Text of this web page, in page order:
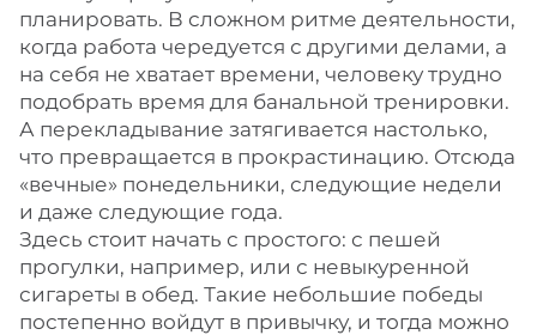
планировать. В сложном ритме деятельности,
когда работа чередуется с другими делами, а
на себя не хватает времени, человеку трудно
подобрать время для банальной тренировки.
А перекладывание затягивается настолько,
что превращается в прокрастинацию. Отсюда
«вечные» понедельники, следующие недели
и даже следующие года.
Здесь стоит начать с простого: с пешей
прогулки, например, или с невыкуренной
сигареты в обед. Такие небольшие победы
постепенно войдут в привычку, и тогда можно